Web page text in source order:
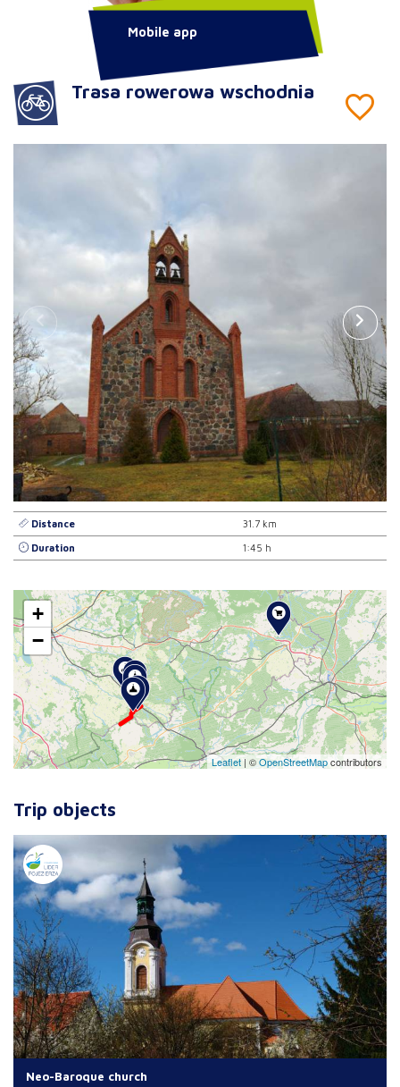
Trasa rowerowa wschodnia
Distance 31.7 km
Duration 1:45 h
+
−
Leaflet | ©OpenStreetMapcontributors
Trip objects
Neo-Baroque church
Mobile app